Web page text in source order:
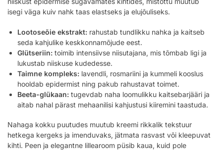
isegi väga kuiv nahk taas elastseks ja elujõuliseks.
Lootoseõie ekstrakt: rahustab tundlikku nahka ja kaitseb
seda kahjulike keskkonnamõjude eest.
Glütseriin: toimib intensiivse niisutajana, mis tõmbab ligi ja
lukustab niiskuse kudedesse.
Taimne kompleks: lavendli, rosmariini ja kummeli kooslus
hooldab epidermist ning pakub rahustavat toimet.
Beeta-glükaan: tugevdab naha loomulikku kaitsebarjääri ja
aitab nahal pärast mehaanilisi kahjustusi kiiremini taastuda.
Nahaga kokku puutudes muutub kreemi rikkalik tekstuur
hetkega kergeks ja imenduvaks, jätmata rasvast või kleepuvat
kihti. Peen ja elegantne lillearoom püsib kaua, kuid pole